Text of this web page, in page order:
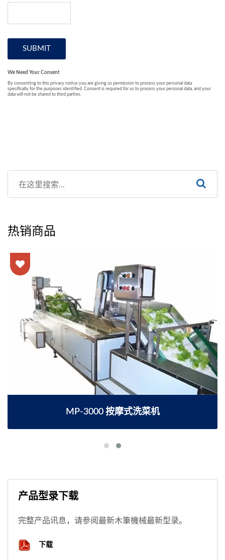
热销商品
MP-3000 按摩式洗菜机
产品型录下载
完整产品讯息，请参阅最新木筆機械最新型录。
下载